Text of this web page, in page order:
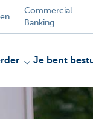
Commercial
Banking
Je bent